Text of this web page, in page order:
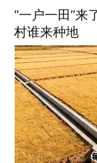
“一户一田”来
村谁来种地